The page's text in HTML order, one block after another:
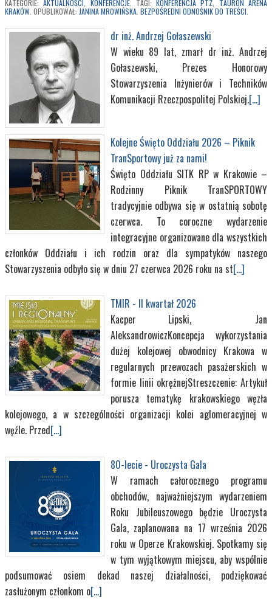
KATEGORIE:AKTUALNOŚCI KONFERENCJE. TAGI: KONFERENCJA PTZ
TAURON ARENA
KRAKÓW . OPUBLIKOWAŁ: JANINA MROWIŃSKA BEZPOŚREDNI ODNOŚNIK DO TREŚCI
dr inż. Andrzej Gołaszewski
W wieku 89 lat, zmarł dr inż. Andrzej
Gołaszewski, Prezes Honorowy
Stowarzyszenia Inżynierów i Techników
Komunikacji Rzeczpospolitej Polskiej.[...]
Kolejne Święto Oddziału 2026 – Piknik
TranSportowy już za nami!
Święto Oddziału SITK RP w Krakowie –
Rodzinny Piknik TranSPORTOWY
tradycyjnie odbywa się w ostatnią sobotę
czerwca. To coroczne wydarzenie
integracyjne organizowane dla wszystkich
członków Oddziału i ich rodzin oraz dla sympatyków naszego
Stowarzyszenia odbyło się w dniu 27 czerwca 2026 roku na st[...]
TMIR - II kwartał 2026
Kacper Lipski, Jan
AleksandrowiczKoncepcja wykorzystania
dużej kolejowej obwodnicy Krakowa w
regularnych przewozach pasażerskich w
formie linii okrężnejStreszczenie: Artykuł
porusza tematykę krakowskiego węzła
kolejowego, a w szczególności organizacji kolei aglomeracyjnej w
węźle. Przed[...]
80-lecie - Uroczysta Gala
W ramach całorocznego programu
obchodów, najważniejszym wydarzeniem
Roku Jubileuszowego będzie Uroczysta
Gala, zaplanowana na 17 września 2026
roku w Operze Krakowskiej. Spotkamy się
w tym wyjątkowym miejscu, aby wspólnie
podsumować osiem dekad naszej działalności, podziękować
zasłużonym członkom o[...]